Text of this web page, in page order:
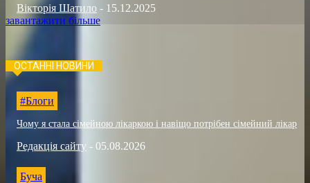
Вікторія Шатило - 15.12.2025
завантажити більше
ОСТАННІ НОВИНИ
#Блоги
Чому я стала сімейною лікаркою і навіщо потрібен сімейний лікар
Редакція сайту - 05.08.2026
Буча